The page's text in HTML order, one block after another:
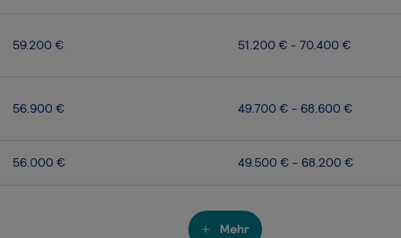
59.200 € 51.200 € - 70.400 €
56.900 € 49.700 € - 68.600 €
56.000 € 49.500 € - 68.200 €
Mehr